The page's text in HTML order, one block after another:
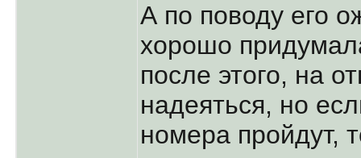
А по поводу его
хорошо
после этого, на
надеяться, но
номера пройдут,